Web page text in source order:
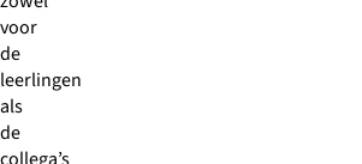
voor
de
leerlingen
als
de